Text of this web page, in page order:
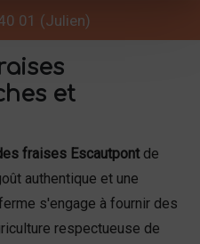
01 (Julien)
et
fraises Escautpontde
authentique et une
s'engage à fournir des
respectueuse de